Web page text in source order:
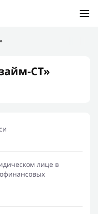
СТ»
лице в
время и сообщим
запрос